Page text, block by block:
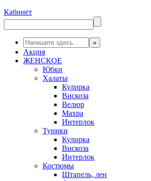
Кабинет
Акция
ЖЕНСКОЕ
Юбки
Халаты
Кулирка
Вискоза
Велюр
Махра
Интерлок
Туники
Кулирка
Вискоза
Интерлок
Костюмы
Штапель, лен